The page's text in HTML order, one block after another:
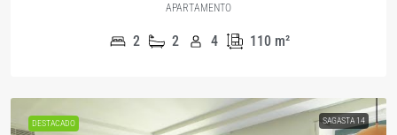
APARTAMENTO
2 2 4 110 m²
DESTACADO SAGASTA 14